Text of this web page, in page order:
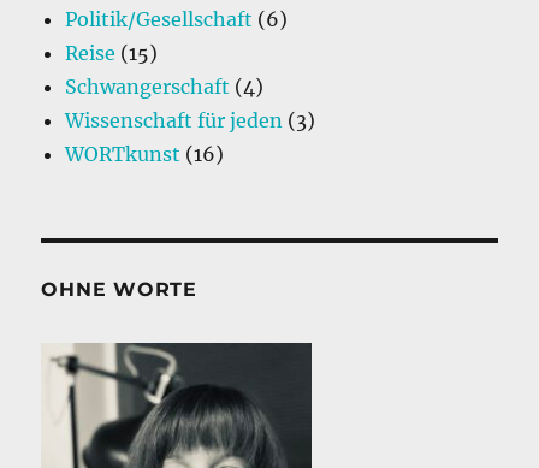
Politik/Gesellschaft (6)
Reise (15)
Schwangerschaft (4)
Wissenschaft für jeden (3)
WORTkunst (16)
OHNE WORTE